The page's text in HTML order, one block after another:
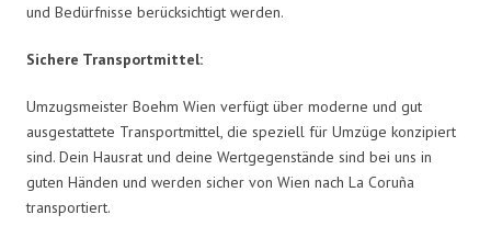
und Bedürfnisse berücksichtigt werden.
Sichere Transportmittel:
Umzugsmeister Boehm Wien verfügt über moderne und gut
ausgestattete Transportmittel, die speziell für Umzüge konzipiert
sind. Dein Hausrat und deine Wertgegenstände sind bei uns in
guten Händen und werden sicher von Wien nach La Coruña
transportiert.